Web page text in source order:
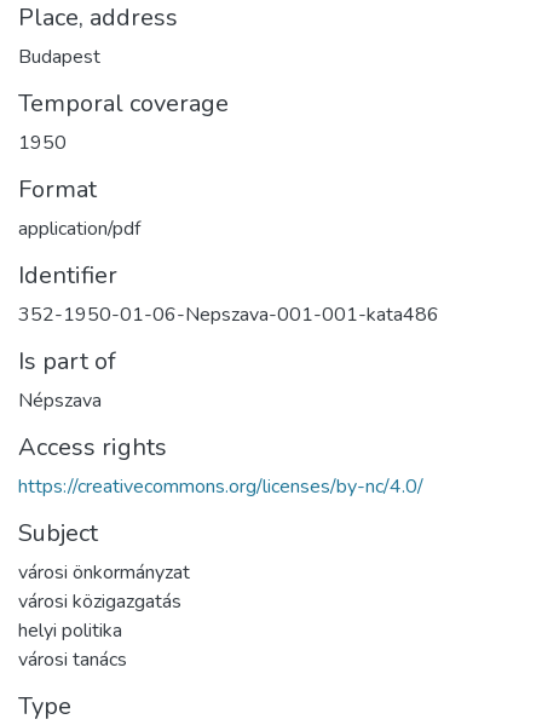
Place, address
Budapest
Temporal coverage
1950
Format
application/pdf
Identifier
352-1950-01-06-Nepszava-001-001-kata486
Is part of
Népszava
Access rights
https://creativecommons.org/licenses/by-nc/4.0/
Subject
városi önkormányzat
városi közigazgatás
helyi politika
városi tanács
Type